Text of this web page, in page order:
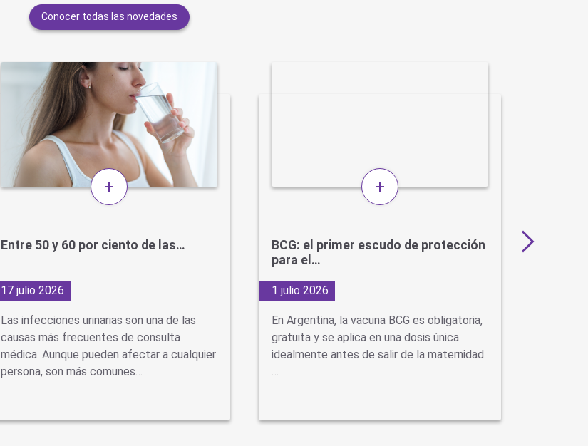
Conocer todas las novedades
+
Entre 50 y 60 por ciento de las…
17 julio 2026
Las infecciones urinarias son una de las
causas más frecuentes de consulta
médica. Aunque pueden afectar a cualquier
persona, son más comunes…
+
BCG: el primer escudo de protección
para el…
1 julio 2026
En Argentina, la vacuna BCG es obligatoria,
gratuita y se aplica en una dosis única
idealmente antes de salir de la maternidad.
…